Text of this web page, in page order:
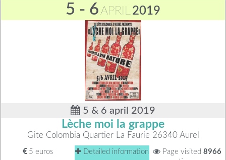
5 - 6APRIL2019
5 & 6 april 2019
Lèche moi la grappe
Gite Colombia Quartier La Faurie 26340 Aurel
5 euros Detailed information Page visited 8966